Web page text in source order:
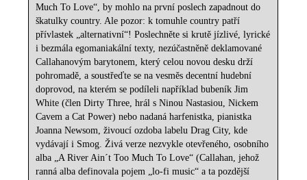
Much To Love“, by mohlo na první poslech zapadnout do
škatulky country. Ale pozor: k tomuhle country patří
přívlastek „alternativní“! Poslechněte si krutě jízlivé, lyrické
i bezmála egomaniakální texty, nezúčastněně deklamované
Callahanovým barytonem, který celou novou desku drží
pohromadě, a soustřeďte se na vesměs decentní hudební
doprovod, na kterém se podíleli například bubeník Jim
White (člen Dirty Three, hrál s Ninou Nastasiou, Nickem
Cavem a Cat Power) nebo nadaná harfenistka, pianistka
Joanna Newsom, živoucí ozdoba labelu Drag City, kde
vydávají i Smog. Živá verze nezvykle otevřeného, osobního
alba „A River Ain´t Too Much To Love“ (Callahan, jehož
ranná alba definovala pojem „lo-fi music“ a ta pozdější